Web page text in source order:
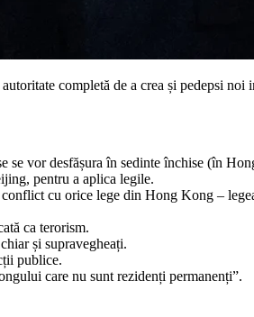
completă de a crea și pedepsi
se vor desfășura în sedinte închise (în
pentru a aplica legile.
cu orice lege din Hong Kong –
ca terorism.
și supravegheați.
publice.
care nu sunt rezidenți permanenți”.